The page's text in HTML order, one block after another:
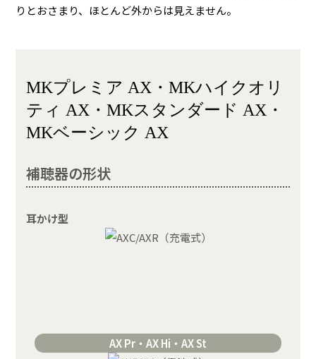
りとおさまり、ほとんど外からは見えません。
MKプレミア AX・MKハイクオリ
ティ AX・MKスタンダード AX・
MKベーシック AX
補聴器の形状
耳かけ型
AX Pr・AX Hi・AX St